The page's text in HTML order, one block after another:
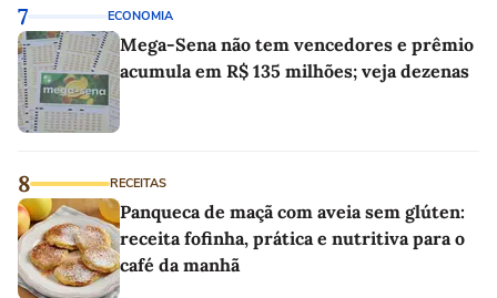
7 ECONOMIA
Mega-Sena não tem vencedores e prêmio
acumula em R$ 135 milhões; veja dezenas
8 RECEITAS
Panqueca de maçã com aveia sem glúten:
receita fofinha, prática e nutritiva para o
café da manhã